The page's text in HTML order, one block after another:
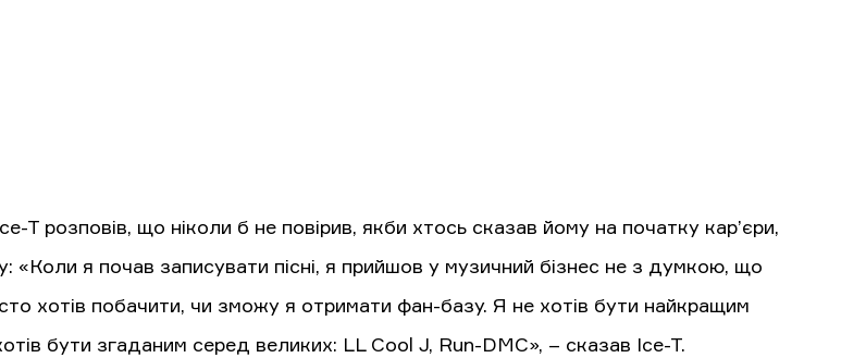
T розповів, що ніколи б не повірив, якби хтось сказав йому на початку кар’єри,
«Коли я почав записувати пісні, я прийшов у музичний бізнес не з думкою, що
хотів побачити, чи зможу я отримати фан-базу. Я не хотів бути найкращим
бути згаданим серед великих: LL Cool J, Run-DMC», – сказав Ice-T.